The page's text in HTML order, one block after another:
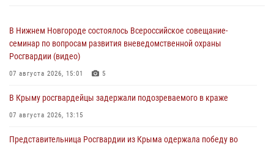
В Нижнем Новгороде состоялось Всероссийское совещание-
семинар по вопросам развития вневедомственной охраны
Росгвардии (видео)
07 августа 2026, 15:01 5
В Крыму росгвардейцы задержали подозреваемого в краже
07 августа 2026, 13:15
Представительница Росгвардии из Крыма одержала победу во